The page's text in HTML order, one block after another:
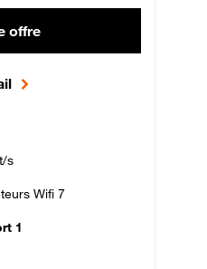
offre
s
Wifi 7
1